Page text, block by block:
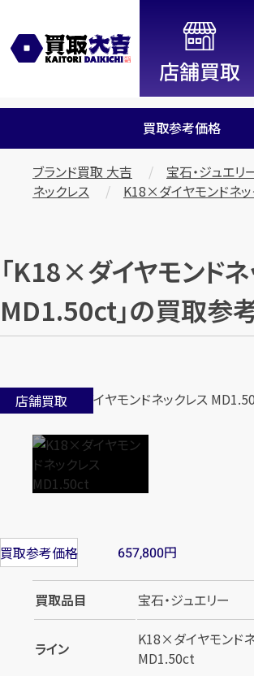
全国2200店舗以上展開中！
信頼と実績
吉」
買取参考価格
ブランド買取 大吉 宝石・ジュエリ
ネックレス
K18×ダイヤモンドネ
「K18×ダイヤモンド
MD1.50ct」の買取参
店舗買取
買取参考価格 657,800円
買取品目 宝石・ジュエリー
ライン
K18×ダイヤモンド
MD1.50ct